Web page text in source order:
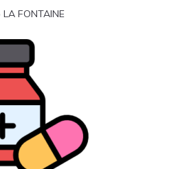
FONTAINE